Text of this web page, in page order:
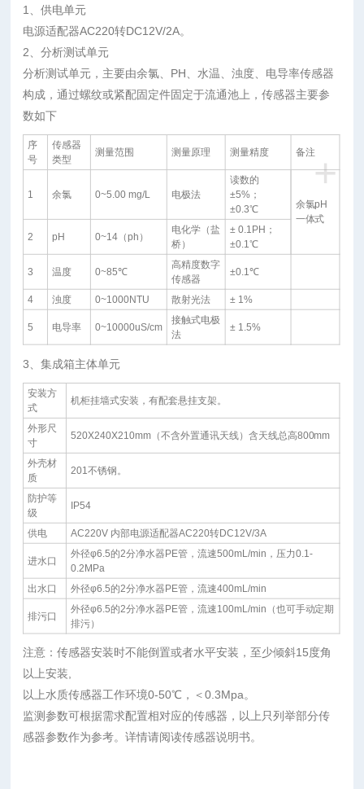
1、供电单元
电源适配器AC220转DC12V/2A。
2、分析测试单元
分析测试单元，主要由余氯、PH、水温、浊度、电导率传感器
构成，通过螺纹或紧配固定件固定于流通池上，传感器主要参
数如下
+
序
号
传感器
类型
测量范围 测量原理 测量精度 备注
1 余氯 0~5.00 mg/L 电极法
读数的
±5%；
±0.3℃
余氯pH
一体式
2
pH 0~14（ph）
电化学（盐
桥）
± 0.1PH；
±0.1℃
3 温度 0~85℃
高精度数字
传感器
±0.1℃
4 浊度 0~1000NTU 散射光法 ± 1%
5 电导率 0~10000uS/cm
接触式电极
法
± 1.5%
3、集成箱主体单元
安装方
式
机柜挂墙式安装，有配套悬挂支架。
外形尺
寸
520X240X210mm（不含外置通讯天线）含天线总高800mm
外壳材
质
201不锈钢。
防护等
级
IP54
供电 AC220V 内部电源适配器AC220转DC12V/3A
进水口
外径φ6.5的2分净水器PE管，流速500mL/min，压力0.1-
0.2MPa
出水口
外径φ6.5的2分净水器PE管，流速400mL/min
排污口
外径φ6.5的2分净水器PE管，流速100mL/min（也可手动定期
排污）
注意：传感器安装时不能倒置或者水平安装，至少倾斜15度角
以上安装,
以上水质传感器工作环境0-50℃，＜0.3Mpa。
监测参数可根据需求配置相对应的传感器，以上只列举部分传
感器参数作为参考。详情请阅读传感器说明书。